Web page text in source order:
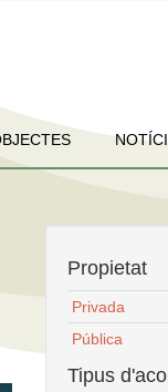
Propietat
Privada
Pública
Tipus